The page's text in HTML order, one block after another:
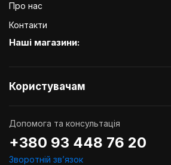
Про нас
Контакти
Наші магазини:
Користувачам
Допомога та консультація
+380 93 448 76 20
Зворотній звʼязок